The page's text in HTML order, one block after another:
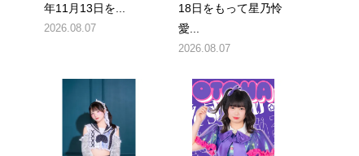
年11月13日を...
2026.08.07
18日をもって星乃怜
愛...
2026.08.07